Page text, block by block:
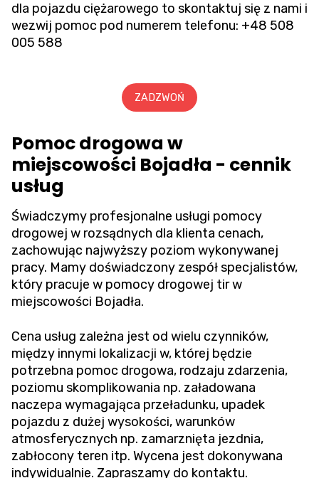
dla pojazdu ciężarowego to skontaktuj się z nami i
wezwij pomoc pod numerem telefonu: +48 508
005 588
ZADZWOŃ
Pomoc drogowa w
miejscowości Bojadła - cennik
usług
Świadczymy profesjonalne usługi pomocy
drogowej w rozsądnych dla klienta cenach,
zachowując najwyższy poziom wykonywanej
pracy. Mamy doświadczony zespół specjalistów,
który pracuje w pomocy drogowej tir w
miejscowości Bojadła.
Cena usług zależna jest od wielu czynników,
między innymi lokalizacji w, której będzie
potrzebna pomoc drogowa, rodzaju zdarzenia,
poziomu skomplikowania np. załadowana
naczepa wymagająca przeładunku, upadek
pojazdu z dużej wysokości, warunków
atmosferycznych np. zamarznięta jezdnia,
zabłocony teren itp. Wycena jest dokonywana
indywidualnie. Zapraszamy do kontaktu.